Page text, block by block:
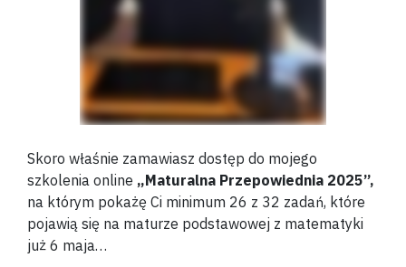
Skoro właśnie zamawiasz dostęp do mojego
szkolenia online „Maturalna Przepowiednia 2025”,
na którym pokażę Ci minimum 26 z 32 zadań, które
pojawią się na maturze podstawowej z matematyki
już 6 maja…